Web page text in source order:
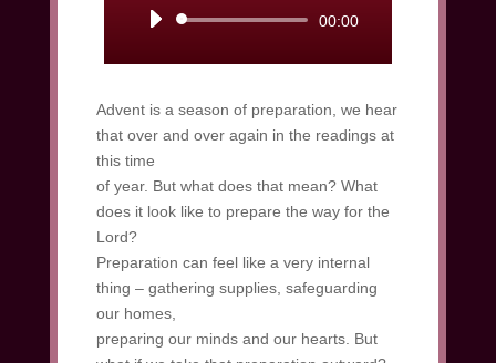
Audio
00:00
Advent is a season of preparation, we hear
that over and over again in the readings at
this time
of year. But what does that mean? What
does it look like to prepare the way for the
Lord?
Preparation can feel like a very internal
thing – gathering supplies, safeguarding
our homes,
preparing our minds and our hearts. But